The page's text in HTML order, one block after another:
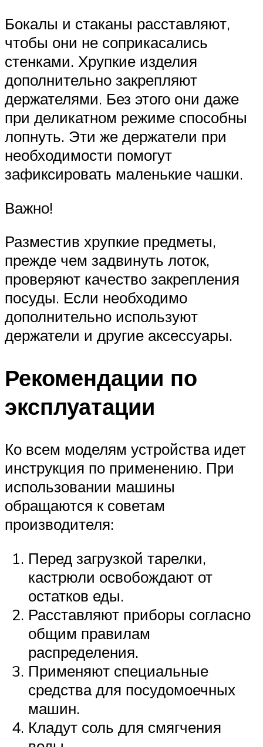
Бокалы и стаканы расставляют,
чтобы они не соприкасались
стенками. Хрупкие изделия
дополнительно закрепляют
держателями. Без этого они даже
при деликатном режиме способны
лопнуть. Эти же держатели при
необходимости помогут
зафиксировать маленькие чашки.
Важно!
Разместив хрупкие предметы,
прежде чем задвинуть лоток,
проверяют качество закрепления
посуды. Если необходимо
дополнительно используют
держатели и другие аксессуары.
Рекомендации по
эксплуатации
Ко всем моделям устройства идет
инструкция по применению. При
использовании машины
обращаются к советам
производителя:
Перед загрузкой тарелки,
кастрюли освобождают от
остатков еды.
Расставляют приборы согласно
общим правилам
распределения.
Применяют специальные
средства для посудомоечных
машин.
Кладут соль для смягчения